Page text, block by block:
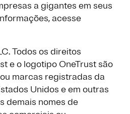
a gigantes em seus
acesse
Todos os direitos
e o logotipo OneTrust são
marcas registradas da
Unidos e em outras
demais nomes de